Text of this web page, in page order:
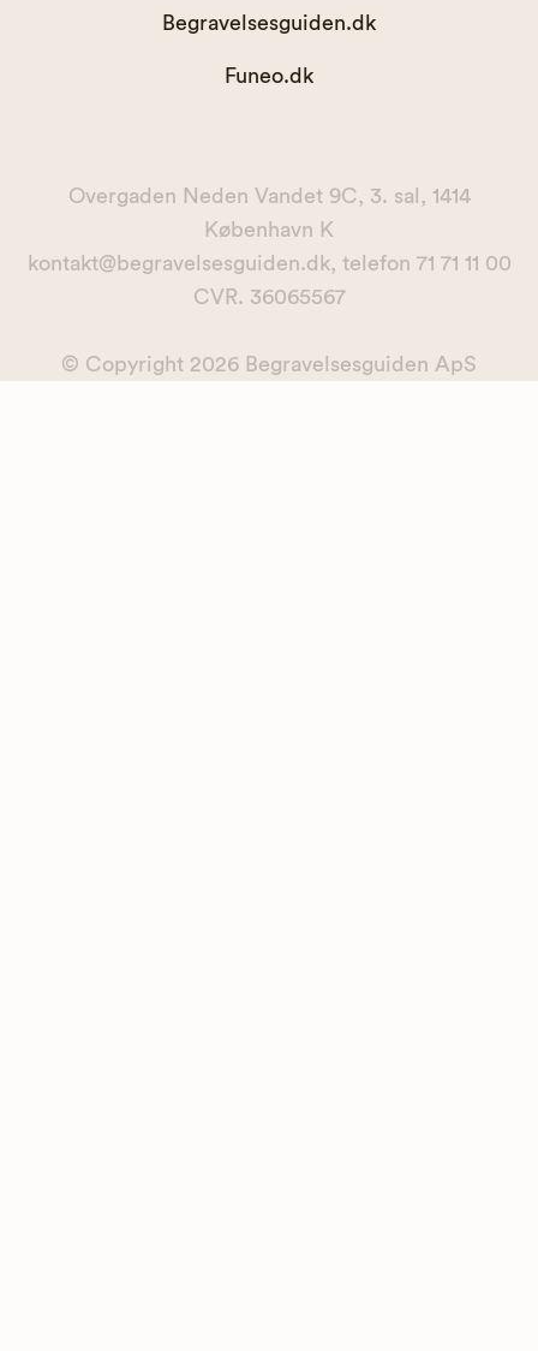
Begravelsesguiden.dk
Funeo.dk
Overgaden Neden Vandet 9C, 3. sal, 1414
København K
kontakt@begravelsesguiden.dk, telefon 71 71 11 00
CVR. 36065567
© Copyright 2026 Begravelsesguiden ApS